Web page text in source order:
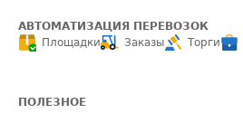
АВТОМАТИЗАЦИЯ ПЕРЕВОЗОК
Площадки
Заказы Торги
ПОЛЕЗНОЕ